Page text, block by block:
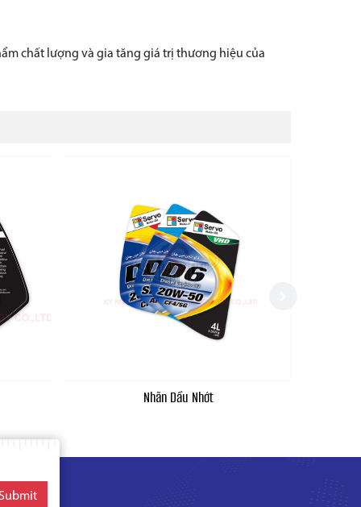
chất lượng và gia tăng giá trị thương hiệu của
Nhãn Dầu Nhớt